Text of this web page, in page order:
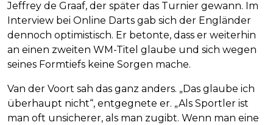
Jeffrey de Graaf, der später das Turnier gewann. Im
Interview bei Online Darts gab sich der Engländer
dennoch optimistisch. Er betonte, dass er weiterhin
an einen zweiten WM-Titel glaube und sich wegen
seines Formtiefs keine Sorgen mache.
Van der Voort sah das ganz anders. „Das glaube ich
überhaupt nicht“, entgegnete er. „Als Sportler ist
man oft unsicherer, als man zugibt. Wenn man eine